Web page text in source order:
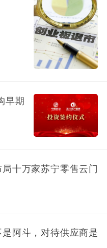
早期
十万家苏宁零售云门
阿斗，对待供应商是